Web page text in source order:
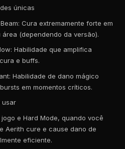
únicas
Cura extremamente forte em
área (dependendo da versão).
Habilidade que amplifica
e buffs.
Habilidade de dano mágico
em momentos críticos.
usar
jogo e Hard Mode, quando você
Aerith cure e cause dano de
eficiente.